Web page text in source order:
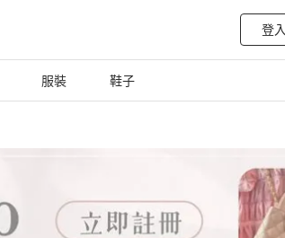
登入
服裝 鞋子